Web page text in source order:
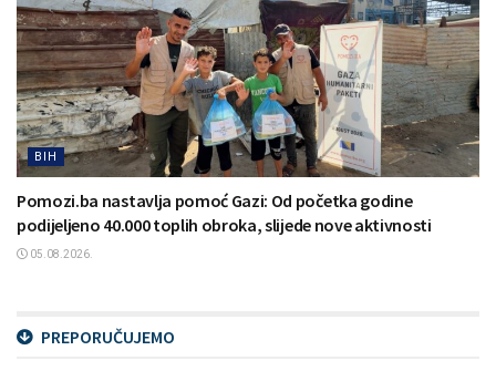
BIH
Pomozi.ba nastavlja pomoć Gazi: Od početka godine
podijeljeno 40.000 toplih obroka, slijede nove aktivnosti
05.08.2026.
PREPORUČUJEMO